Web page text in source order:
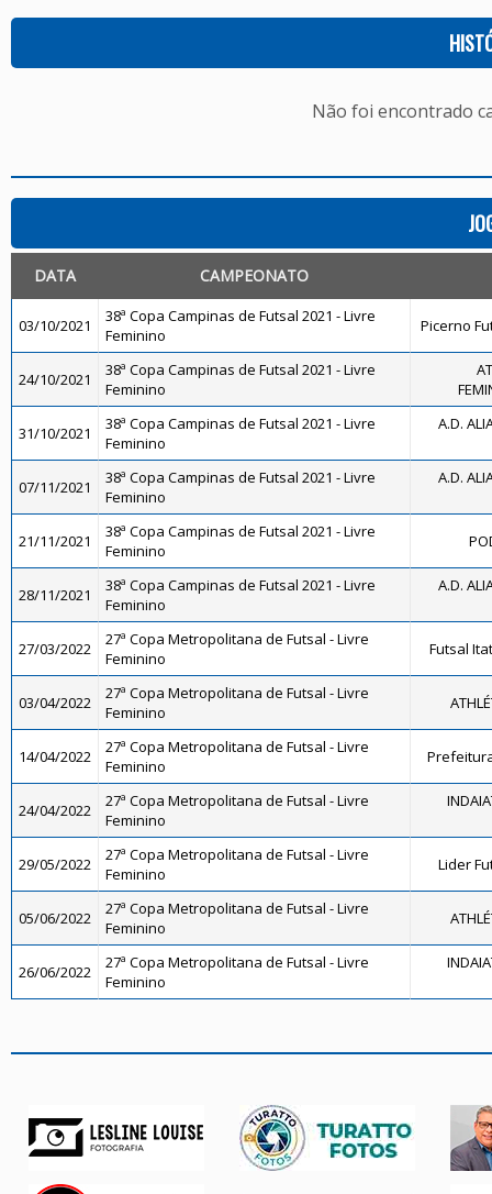
Não foi encontrado
DATA CAMPEONATO
03/10/2021
38ª Copa Campinas de Futsal 2021 - Livre
Feminino
Picerno
24/10/2021
38ª Copa Campinas de Futsal 2021 - Livre
Feminino
31/10/2021
38ª Copa Campinas de Futsal 2021 - Livre
Feminino
A.D.
07/11/2021
38ª Copa Campinas de Futsal 2021 - Livre
Feminino
A.D.
21/11/2021
38ª Copa Campinas de Futsal 2021 - Livre
Feminino
28/11/2021
38ª Copa Campinas de Futsal 2021 - Livre
Feminino
A.D.
27/03/2022
27ª Copa Metropolitana de Futsal - Livre
Feminino
Futsal
03/04/2022
27ª Copa Metropolitana de Futsal - Livre
Feminino
14/04/2022
27ª Copa Metropolitana de Futsal - Livre
Feminino
24/04/2022
27ª Copa Metropolitana de Futsal - Livre
Feminino
29/05/2022
27ª Copa Metropolitana de Futsal - Livre
Feminino
Lider
05/06/2022
27ª Copa Metropolitana de Futsal - Livre
Feminino
26/06/2022
27ª Copa Metropolitana de Futsal - Livre
Feminino